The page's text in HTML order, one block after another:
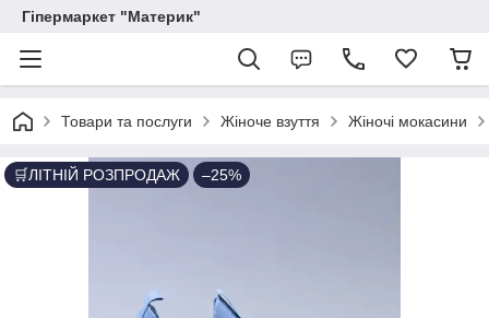
Гіпермаркет "Материк"
Товари та послуги Жіноче взуття Жіночі мокасини
🛒ЛІТНІЙ РОЗПРОДАЖ –25%